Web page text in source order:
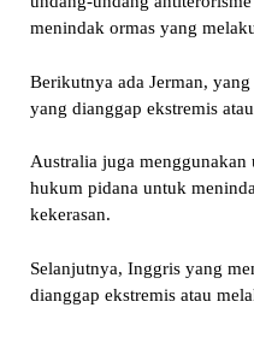
menindak ormas yang
Berikutnya ada Jerman,
yang dianggap ekstremis
Australia juga menggunakan
hukum pidana untuk
kekerasan.
Selanjutnya, Inggris yang
dianggap ekstremis atau